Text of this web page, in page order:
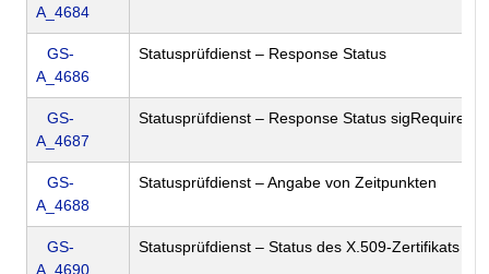
A_4684
GS-
A_4686
Statusprüfdienst – Response Status
GS-
A_4687
Statusprüfdienst – Response Status sigRequired
GS-
A_4688
Statusprüfdienst – Angabe von Zeitpunkten
GS-
A_4690
Statusprüfdienst – Status des X.509-Zertifikats